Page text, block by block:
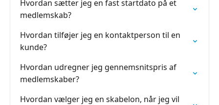
Hvordan sætter jeg en fast startdato på et
medlemskab?
Hvordan tilføjer jeg en kontaktperson til en
kunde?
Hvordan udregner jeg gennemsnitspris af
medlemskaber?
Hvordan vælger jeg en skabelon, når jeg vil